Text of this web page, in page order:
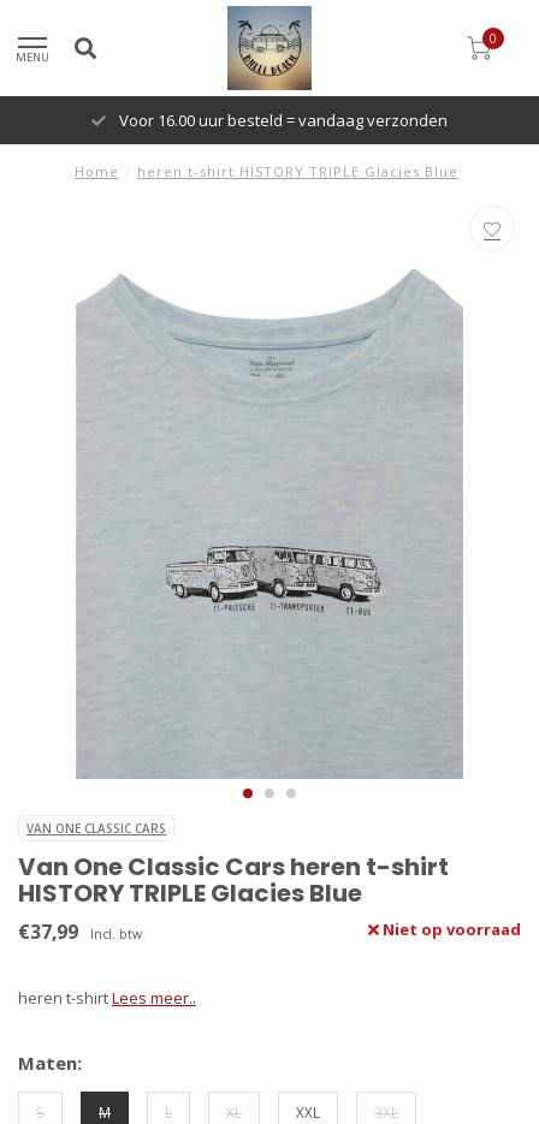
MENU
0
Voor 16.00 uur besteld = vandaag verzonden
Home / heren t-shirt HISTORY TRIPLE Glacies Blue
VAN ONE CLASSIC CARS
Van One Classic Cars heren t-shirt
HISTORY TRIPLE Glacies Blue
€37,99 Incl. btw Niet op voorraad
heren t-shirtLees meer..
Maten:
S M L XL XXL 3XL